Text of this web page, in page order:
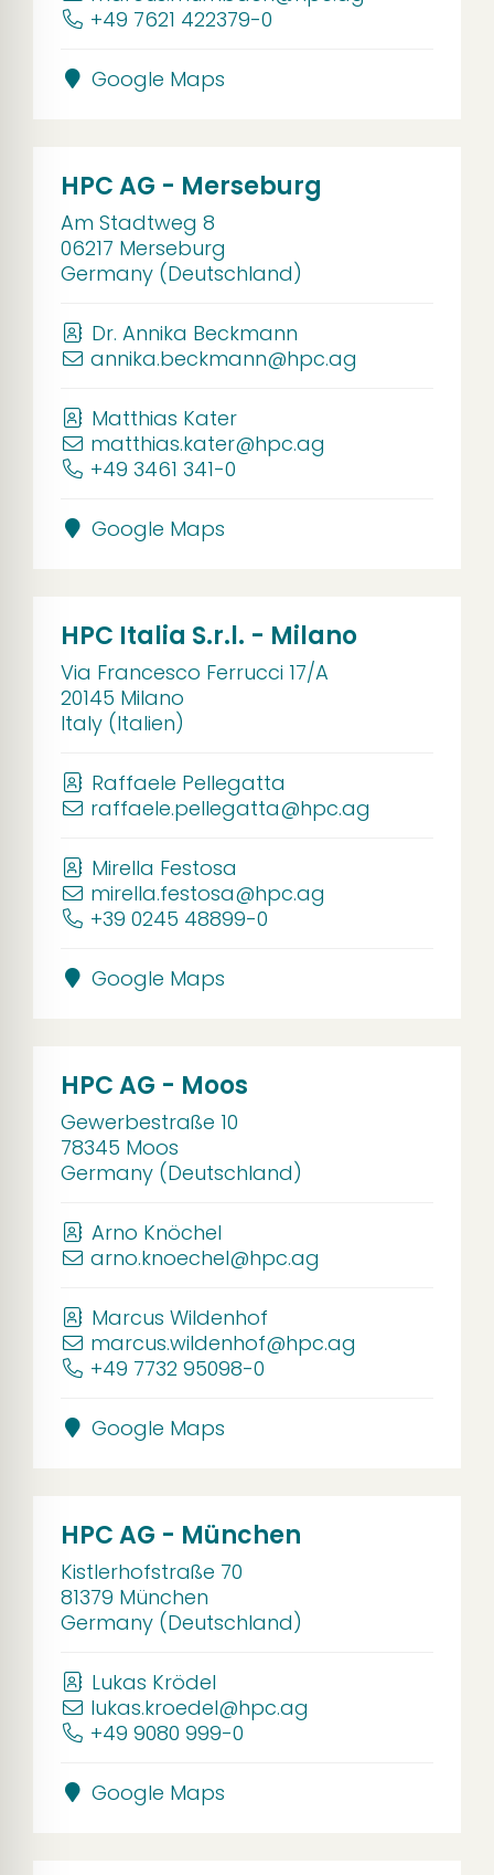
+49 7621 422379-0
Google Maps
HPC AG - Merseburg
Am Stadtweg 8
06217 Merseburg
Germany (Deutschland)
Dr. Annika Beckmann
annika.beckmann@hpc.ag
Matthias Kater
matthias.kater@hpc.ag
+49 3461 341-0
Google Maps
HPC Italia S.r.l. - Milano
Via Francesco Ferrucci 17/A
20145 Milano
Italy (Italien)
Raffaele Pellegatta
raffaele.pellegatta@hpc.ag
Mirella Festosa
mirella.festosa@hpc.ag
+39 0245 48899-0
Google Maps
HPC AG - Moos
Gewerbestraße 10
78345 Moos
Germany (Deutschland)
Arno Knöchel
arno.knoechel@hpc.ag
Marcus Wildenhof
marcus.wildenhof@hpc.ag
+49 7732 95098-0
Google Maps
HPC AG - München
Kistlerhofstraße 70
81379 München
Germany (Deutschland)
Lukas Krödel
lukas.kroedel@hpc.ag
+49 9080 999-0
Google Maps